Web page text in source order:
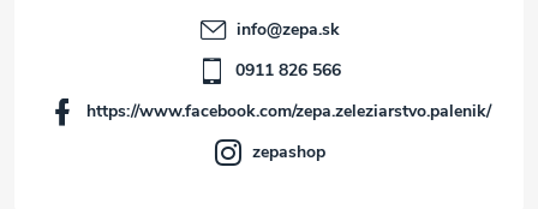
info@zepa.sk
0911 826 566
https://www.facebook.com/zepa.zeleziarstvo.palenik/
zepashop